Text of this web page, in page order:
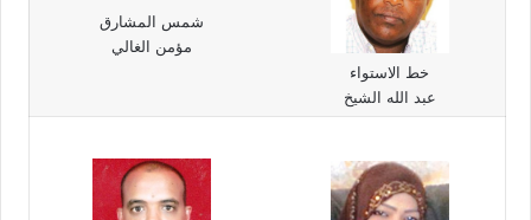
خط الاستواء
عبد الله الشيخ
شمس المشارق
مؤمن الغالي